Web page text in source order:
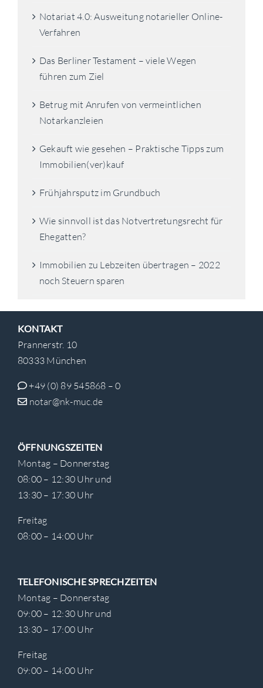
Notariat 4.0: Ausweitung notarieller Online-
Verfahren
Das Berliner Testament – viele Wegen
führen zum Ziel
Betrug mit Anrufen von vermeintlichen
Notarkanzleien
Gekauft wie gesehen – Praktische Tipps zum
Immobilien(ver)kauf
Frühjahrsputz im Grundbuch
Wie sinnvoll ist das Notvertretungsrecht für
Ehegatten?
Immobilien zu Lebzeiten übertragen – 2022
noch Steuern sparen
KONTAKT
Prannerstr. 10
80333 München
+49 (0) 89 545868 – 0
notar@nk-muc.de
ÖFFNUNGSZEITEN
Montag – Donnerstag
08:00 – 12:30 Uhr und
13:30 – 17:30 Uhr
Freitag
08:00 – 14:00 Uhr
TELEFONISCHE SPRECHZEITEN
Montag – Donnerstag
09:00 – 12:30 Uhr und
13:30 – 17:00 Uhr
Freitag
09:00 – 14:00 Uhr